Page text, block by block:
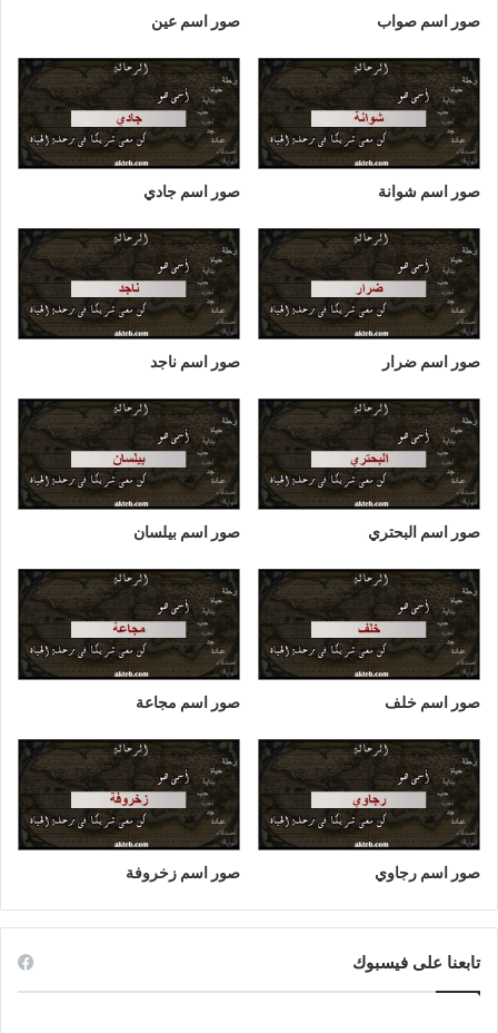
صور اسم صواب صور اسم عين
صور اسم شوانة صور اسم جادي
صور اسم ضرار صور اسم ناجد
صور اسم البحتري صور اسم بيلسان
صور اسم خلف صور اسم مجاعة
صور اسم رجاوي صور اسم زخروفة
تابعنا على فيسبوك